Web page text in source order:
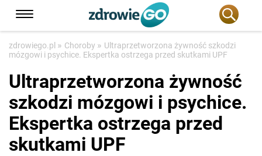
zdrowiego.pl » Choroby » Ultraprzetworzona żywność szkodzi
mózgowi i psychice. Ekspertka ostrzega przed skutkami UPF
Ultraprzetworzona żywność
szkodzi mózgowi i psychice.
Ekspertka ostrzega przed
skutkami UPF